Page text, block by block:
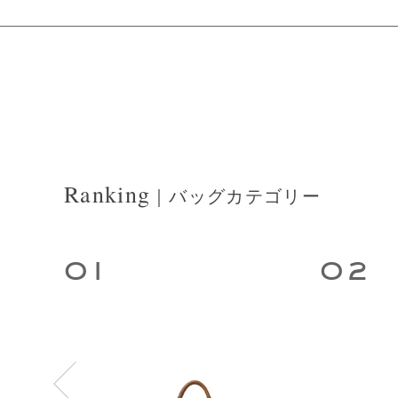
Ranking ｜バッグカテゴリー
1 2